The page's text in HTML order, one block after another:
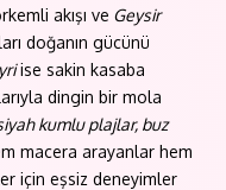
akışı ve Geysir
doğanın gücünü
ise sakin kasaba
dingin bir mola
kumlu plajlar, buz
macera arayanlar hem
için eşsiz deneyimler